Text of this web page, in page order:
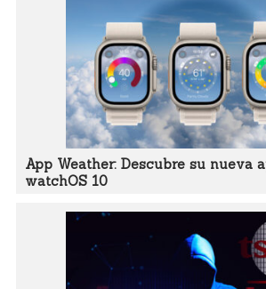
App Weather: Descubre su nueva
watchOS 10